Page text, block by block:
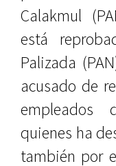
Calakmul
está
Palizada
acusado de
quienes ha
también por